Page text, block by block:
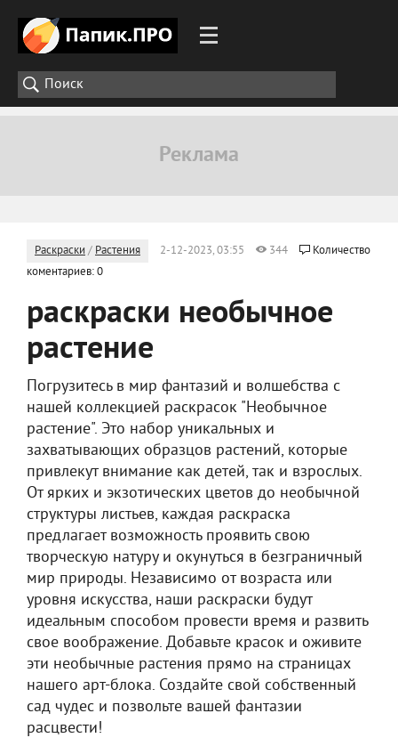
Раскраски / Растения 2-12-2023, 03:55 344
Количество
коментариев: 0
раскраски необычное
растение
Погрузитесь в мир фантазий и волшебства с
нашей коллекцией раскрасок "Необычное
растение". Это набор уникальных и
захватывающих образцов растений, которые
привлекут внимание как детей, так и взрослых.
От ярких и экзотических цветов до необычной
структуры листьев, каждая раскраска
предлагает возможность проявить свою
творческую натуру и окунуться в безграничный
мир природы. Независимо от возраста или
уровня искусства, наши раскраски будут
идеальным способом провести время и развить
свое воображение. Добавьте красок и оживите
эти необычные растения прямо на страницах
нашего арт-блока. Создайте свой собственный
сад чудес и позвольте вашей фантазии
расцвести!